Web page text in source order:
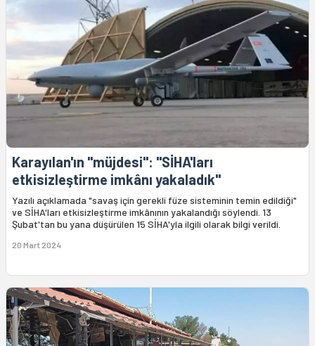
Karayılan'ın "müjdesi": "SİHA'ları
etkisizleştirme imkânı yakaladık"
Yazılı açıklamada "savaş için gerekli füze sisteminin temin edildiği"
ve SİHA'ları etkisizleştirme imkânının yakalandığı söylendi. 13
Şubat'tan bu yana düşürülen 15 SİHA'yla ilgili olarak bilgi verildi.
20 Mart 2024